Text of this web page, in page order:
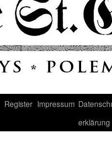
Register Impressum
erklärung